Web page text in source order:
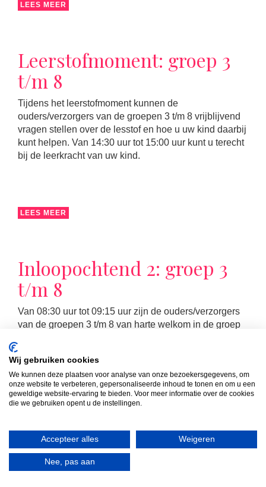
LEES MEER
Leerstofmoment: groep 3
t/m 8
Tijdens het leerstofmoment kunnen de
ouders/verzorgers van de groepen 3 t/m 8 vrijblijvend
vragen stellen over de lesstof en hoe u uw kind daarbij
kunt helpen. Van 14:30 uur tot 15:00 uur kunt u terecht
bij de leerkracht van uw kind.
LEES MEER
Inloopochtend 2: groep 3
t/m 8
Van 08:30 uur tot 09:15 uur zijn de ouders/verzorgers
van de groepen 3 t/m 8 van harte welkom in de groep
MR-vergadering
Wij gebruiken cookies
We kunnen deze plaatsen voor analyse van onze bezoekersgegevens, om
onze website te verbeteren, gepersonaliseerde inhoud te tonen en om u een
geweldige website-ervaring te bieden. Voor meer informatie over de cookies
die we gebruiken opent u de instellingen.
Accepteer alles Weigeren
Nee, pas aan